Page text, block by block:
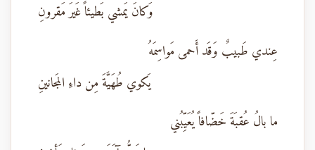
وَكانَ يَمشي بَطيئاً غَيرَ مَقرونِ
عِندي طَبيبٌ وَقَد أَحمى مَواسِمَهُ
يَكوي طُهَيَّةَ مِن داءِ المَجانينِ
ما بالُ عُقبَةَ خَضّافاً يُعَيِّبُني